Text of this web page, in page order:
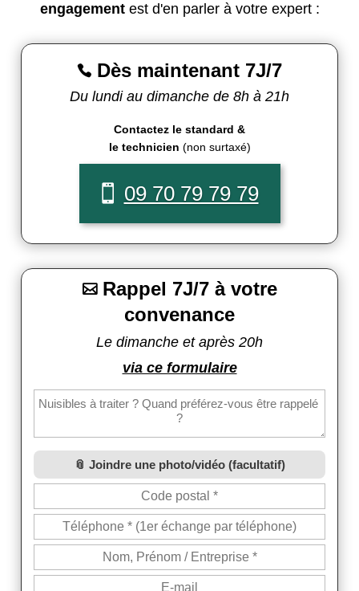
engagementest d'en parler à votre expert :
 Dès maintenant 7J/7
Du lundi au dimanche de 8h à 21h
Contactez le standard &
le technicien (non surtaxé)
09 70 79 79 79
Rappel 7J/7 à votre
convenance
Le dimanche et après 20h
via ce formulaire
Joindre une photo/vidéo (facultatif)